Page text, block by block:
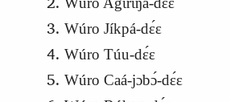
Wúro Jíkpá-dɛ́ɛ
Wúro Túu-dɛ́ɛ
Wúro Caá-jɔbɔ́-dɛ́ɛ